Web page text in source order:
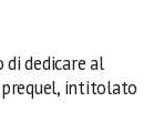
di dedicare al
intitolato